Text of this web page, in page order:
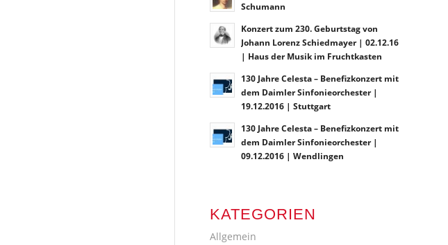
Schumann
Konzert zum 230. Geburtstag von
Johann Lorenz Schiedmayer | 02.12.16
| Haus der Musik im Fruchtkasten
130 Jahre Celesta – Benefizkonzert mit
dem Daimler Sinfonieorchester |
19.12.2016 | Stuttgart
130 Jahre Celesta – Benefizkonzert mit
dem Daimler Sinfonieorchester |
09.12.2016 | Wendlingen
KATEGORIEN
Allgemein